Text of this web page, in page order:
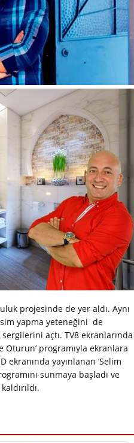
projesinde de yer aldı. Aynı
yapma yeteneğini de
açtı. TV8 ekranlarında
Oturun’ programıyla ekranlara
yayınlanan ‘Selim
sunmaya başladı ve